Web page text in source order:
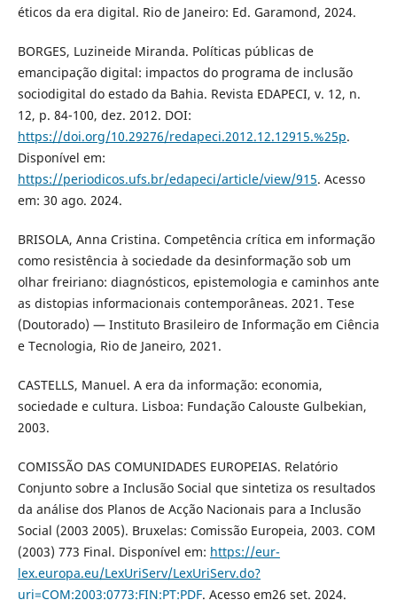
éticos da era digital. Rio de Janeiro: Ed. Garamond, 2024.
BORGES, Luzineide Miranda. Políticas públicas de
emancipação digital: impactos do programa de inclusão
sociodigital do estado da Bahia. Revista EDAPECI, v. 12, n.
12, p. 84-100, dez. 2012. DOI:
https://doi.org/10.29276/redapeci.2012.12.12915.%25p.
Disponível em:
https://periodicos.ufs.br/edapeci/article/view/915. Acesso
em: 30 ago. 2024.
BRISOLA, Anna Cristina. Competência crítica em informação
como resistência à sociedade da desinformação sob um
olhar freiriano: diagnósticos, epistemologia e caminhos ante
as distopias informacionais contemporâneas. 2021. Tese
(Doutorado) — Instituto Brasileiro de Informação em Ciência
e Tecnologia, Rio de Janeiro, 2021.
CASTELLS, Manuel. A era da informação: economia,
sociedade e cultura. Lisboa: Fundação Calouste Gulbekian,
2003.
COMISSÃO DAS COMUNIDADES EUROPEIAS. Relatório
Conjunto sobre a Inclusão Social que sintetiza os resultados
da análise dos Planos de Acção Nacionais para a Inclusão
Social (2003 2005). Bruxelas: Comissão Europeia, 2003. COM
(2003) 773 Final. Disponível em: https://eur-
lex.europa.eu/LexUriServ/LexUriServ.do?
uri=COM:2003:0773:FIN:PT:PDF. Acesso em26 set. 2024.